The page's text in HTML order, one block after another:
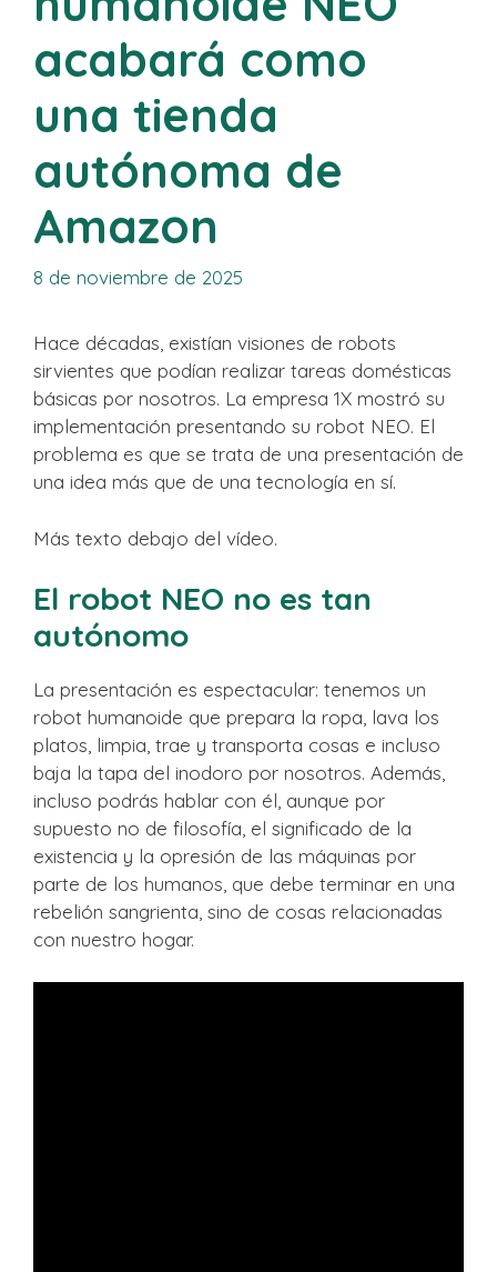
acabará como
una tienda
autónoma de
Amazon
8 de noviembre de 2025
Hace décadas, existían visiones de robots
sirvientes que podían realizar tareas domésticas
básicas por nosotros. La empresa 1X mostró su
implementación presentando su robot NEO. El
problema es que se trata de una presentación de
una idea más que de una tecnología en sí.
Más texto debajo del vídeo.
El robot NEO no es tan
autónomo
La presentación es espectacular: tenemos un
robot humanoide que prepara la ropa, lava los
platos, limpia, trae y transporta cosas e incluso
baja la tapa del inodoro por nosotros. Además,
incluso podrás hablar con él, aunque por
supuesto no de filosofía, el significado de la
existencia y la opresión de las máquinas por
parte de los humanos, que debe terminar en una
rebelión sangrienta, sino de cosas relacionadas
con nuestro hogar.